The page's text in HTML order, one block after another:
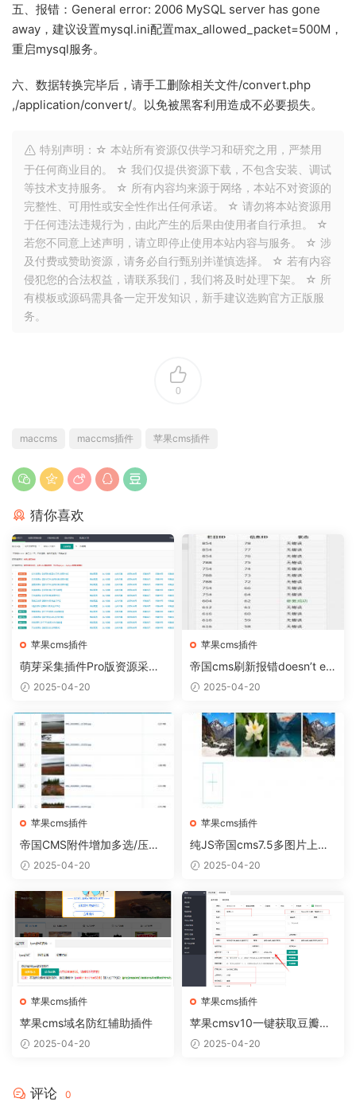
五、报错：General error: 2006 MySQL server has gone
away，建议设置mysql.ini配置max_allowed_packet=500M，
重启mysql服务。
六、数据转换完毕后，请手工删除相关文件/convert.php
,/application/convert/。以免被黑客利用造成不必要损失。
特别声明：☆ 本站所有资源仅供学习和研究之用，严禁用
于任何商业目的。 ☆ 我们仅提供资源下载，不包含安装、调试
等技术支持服务。 ☆ 所有内容均来源于网络，本站不对资源的
完整性、可用性或安全性作出任何承诺。 ☆ 请勿将本站资源用
于任何违法违规行为，由此产生的后果由使用者自行承担。 ☆
若您不同意上述声明，请立即停止使用本站内容与服务。 ☆ 涉
及付费或赞助资源，请务必自行甄别并谨慎选择。 ☆ 若有内容
侵犯您的合法权益，请联系我们，我们将及时处理下架。 ☆ 所
有模板或源码需具备一定开发知识，新手建议选购官方正版服
务。
0
maccms maccms插件 苹果cms插件
猜你喜欢
苹果cms插件
萌芽采集插件Pro版资源采集
插件2025-04-20
苹果cms插件
帝国cms刷新报错doesn’t exi
st修复插件
2025-04-20
苹果cms插件
帝国CMS附件增加多选/压缩/
生成缩略图插件
2025-04-20
苹果cms插件
纯JS帝国cms7.5多图片上传
插件,支持自动设置封面图
2025-04-20
苹果cms插件
苹果cms域名防红辅助插件
2025-04-20
苹果cms插件
苹果cmsv10一键获取豆瓣资
料插件
2025-04-20
评论 0